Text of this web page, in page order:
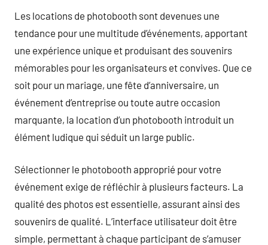
Les locations de photobooth sont devenues une
tendance pour une multitude d’événements, apportant
une expérience unique et produisant des souvenirs
mémorables pour les organisateurs et convives. Que ce
soit pour un mariage, une fête d’anniversaire, un
événement d’entreprise ou toute autre occasion
marquante, la location d’un photobooth introduit un
élément ludique qui séduit un large public.
Sélectionner le photobooth approprié pour votre
événement exige de réfléchir à plusieurs facteurs. La
qualité des photos est essentielle, assurant ainsi des
souvenirs de qualité. L’interface utilisateur doit être
simple, permettant à chaque participant de s’amuser